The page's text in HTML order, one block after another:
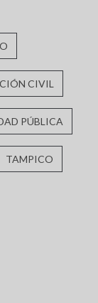
CIVIL
PÚBLICA
TAMPICO